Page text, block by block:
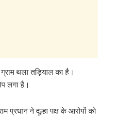
थला तड़ियाल का है।
लगा है।
प्रधान ने दूल्हा पक्ष के आरोपों को